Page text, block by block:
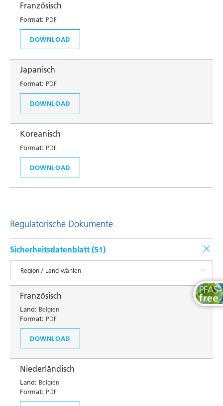
Französisch
Format: PDF
DOWNLOAD
Japanisch
Format: PDF
DOWNLOAD
Koreanisch
Format: PDF
DOWNLOAD
Regulatorische Dokumente
Sicherheitsdatenblatt (51)
Französisch
Land: Belgien
Format: PDF
DOWNLOAD
Niederländisch
Land: Belgien
Format: PDF